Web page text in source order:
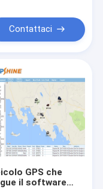
Contattaci
GPS che
il software